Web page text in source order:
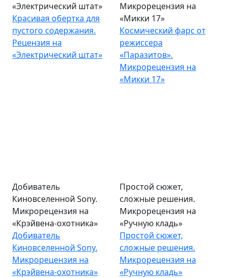
«Электрический штат»
Красивая обертка для
пустого содержания.
Рецензия на
«Электрический штат»
Микрорецензия на
«Микки 17»
Космический фарс от
режиссера
«Паразитов».
Микрорецензия на
«Микки 17»
Добиватель
Киновселенной Sony.
Микрорецензия на
«Крэйвена-охотника»
Добиватель
Киновселенной Sony.
Микрорецензия на
«Крэйвена-охотника»
Простой сюжет,
сложные решения.
Микрорецензия на
«Ручную кладь»
Простой сюжет,
сложные решения.
Микрорецензия на
«Ручную кладь»